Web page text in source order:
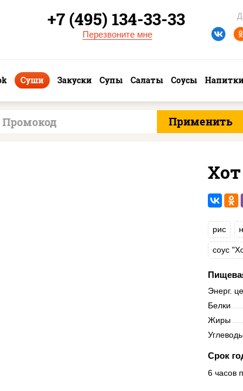
+7 (495) 134-33-33
Перезвоните мне
Суши Закуски Супы Салаты Соусы
рис
соус
Энерг.
Белки
Жиры
Срок
6 часов